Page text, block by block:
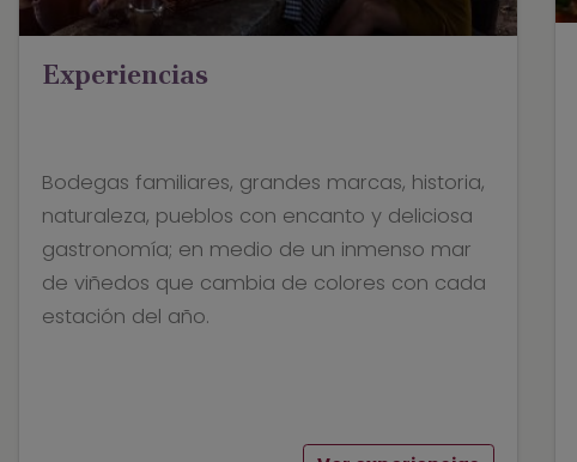
Experiencias
Bodegas familiares, grandes marcas, historia,
naturaleza, pueblos con encanto y deliciosa
gastronomía; en medio de un inmenso mar
de viñedos que cambia de colores con cada
estación del año.